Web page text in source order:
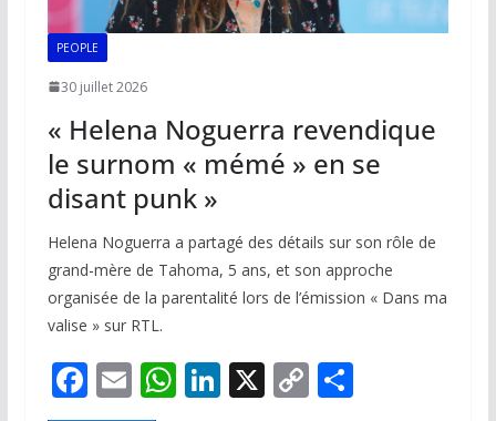
PEOPLE
30 juillet 2026
« Helena Noguerra revendique
le surnom « mémé » en se
disant punk »
Helena Noguerra a partagé des détails sur son rôle de
grand-mère de Tahoma, 5 ans, et son approche
organisée de la parentalité lors de l’émission « Dans ma
valise » sur RTL.
F E W Li X C P